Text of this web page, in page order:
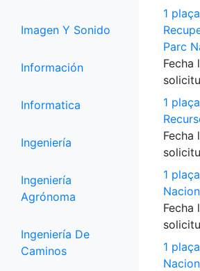
Imagen Y Sonido
Información
Informatica
Ingeniería
Ingeniería
Agrónoma
Ingeniería De
Caminos
1
Parc
Fecha
1
Fecha
1
Fecha
1